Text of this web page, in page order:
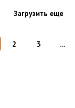
Загрузить еще
2 3 ...